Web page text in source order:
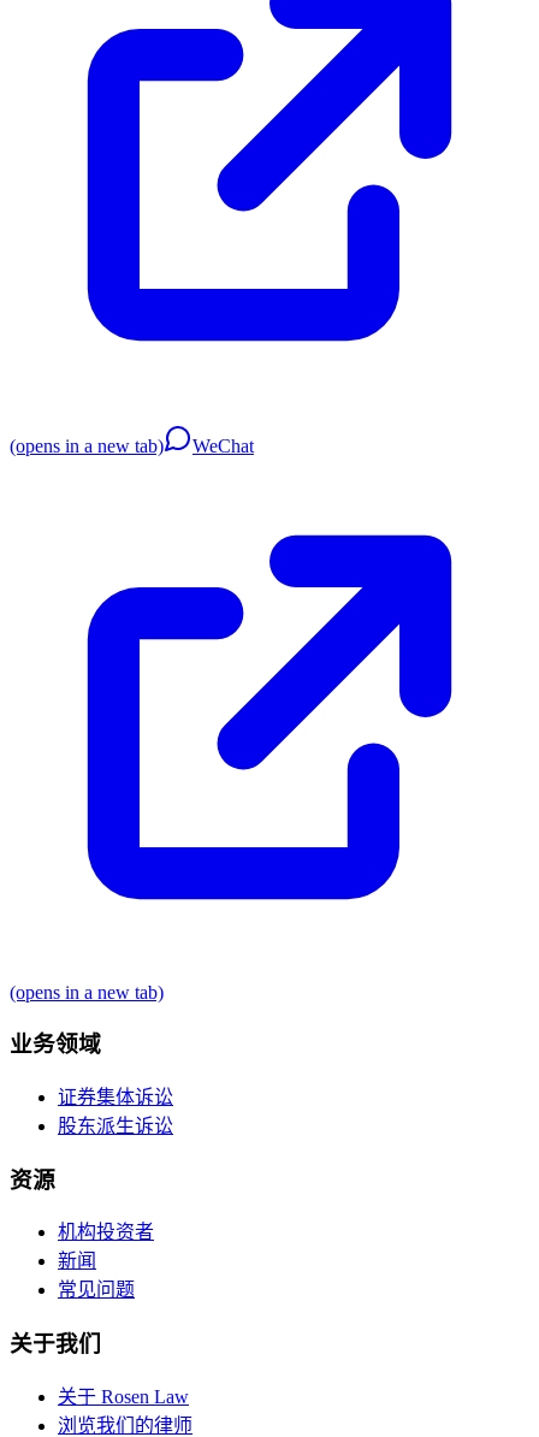
(opens in a new tab) WeChat
(opens in a new tab)
业务领域
证券集体诉讼
股东派生诉讼
资源
机构投资者
新闻
常见问题
关于我们
关于 Rosen Law
浏览我们的律师